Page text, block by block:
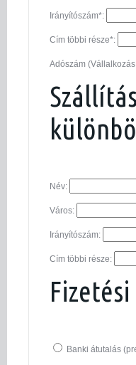
Irányítószám*:
Cím többi része*:
Adószám
Név:
Város:
Irányítószám:
Cím többi része:
Banki átutalás